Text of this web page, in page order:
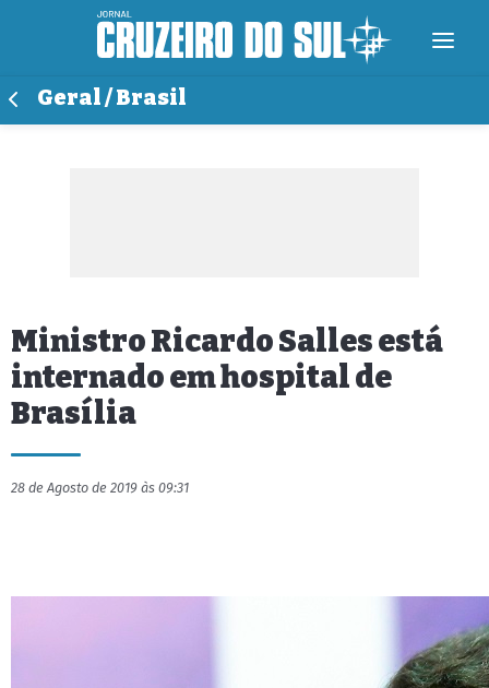
Geral / Brasil
Ministro Ricardo Salles está
internado em hospital de
Brasília
28 de Agosto de 2019 às 09:31